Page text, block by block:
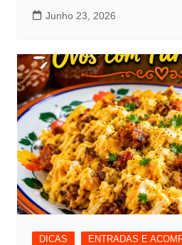
Junho 23, 2026
DICAS ENTRADAS E